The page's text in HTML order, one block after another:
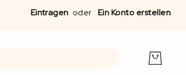
Eintragen Ein Konto erstellen